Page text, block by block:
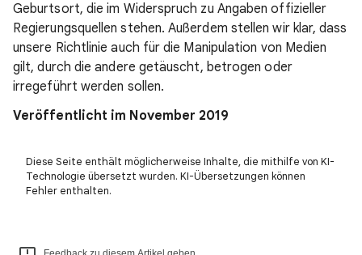
Geburtsort, die im Widerspruch zu Angaben offizieller
Regierungsquellen stehen. Außerdem stellen wir klar, dass
unsere Richtlinie auch für die Manipulation von Medien
gilt, durch die andere getäuscht, betrogen oder
irregeführt werden sollen.
Veröffentlicht im November 2019
Diese Seite enthält möglicherweise Inhalte, die mithilfe von KI-
Technologie übersetzt wurden. KI-Übersetzungen können
Fehler enthalten.